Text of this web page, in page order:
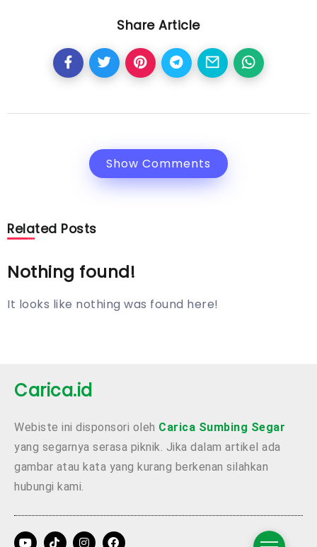
Share Article
Show Comments
Related Posts
Nothing found!
It looks like nothing was found here!
Carica.id
Webiste ini disponsori oleh Carica Sumbing Segar
yang segarnya serasa piknik. Jika dalam artikel ada
gambar atau kata yang kurang berkenan silahkan
hubungi kami.